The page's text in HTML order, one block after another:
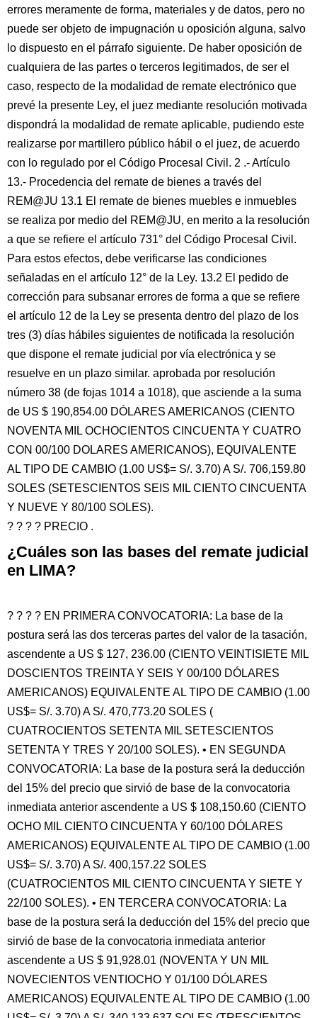
errores meramente de forma, materiales y de datos, pero no
puede ser objeto de impugnación u oposición alguna, salvo
lo dispuesto en el párrafo siguiente. De haber oposición de
cualquiera de las partes o terceros legitimados, de ser el
caso, respecto de la modalidad de remate electrónico que
prevé la presente Ley, el juez mediante resolución motivada
dispondrá la modalidad de remate aplicable, pudiendo este
realizarse por martillero público hábil o el juez, de acuerdo
con lo regulado por el Código Procesal Civil. 2 .- Artículo
13.- Procedencia del remate de bienes a través del
REM@JU 13.1 El remate de bienes muebles e inmuebles
se realiza por medio del REM@JU, en merito a la resolución
a que se refiere el artículo 731° del Código Procesal Civil.
Para estos efectos, debe verificarse las condiciones
señaladas en el artículo 12° de la Ley. 13.2 El pedido de
corrección para subsanar errores de forma a que se refiere
el artículo 12 de la Ley se presenta dentro del plazo de los
tres (3) días hábiles siguientes de notificada la resolución
que dispone el remate judicial por vía electrónica y se
resuelve en un plazo similar. aprobada por resolución
número 38 (de fojas 1014 a 1018), que asciende a la suma
de US $ 190,854.00 DÓLARES AMERICANOS (CIENTO
NOVENTA MIL OCHOCIENTOS CINCUENTA Y CUATRO
CON 00/100 DOLARES AMERICANOS), EQUIVALENTE
AL TIPO DE CAMBIO (1.00 US$= S/. 3.70) A S/. 706,159.80
SOLES (SETESCIENTOS SEIS MIL CIENTO CINCUENTA
Y NUEVE Y 80/100 SOLES).
? ? ? ? PRECIO .
¿Cuáles son las bases del remate judicial
en LIMA?
? ? ? ? EN PRIMERA CONVOCATORIA: La base de la
postura será las dos terceras partes del valor de la tasación,
ascendente a US $ 127, 236.00 (CIENTO VEINTISIETE MIL
DOSCIENTOS TREINTA Y SEIS Y 00/100 DÓLARES
AMERICANOS) EQUIVALENTE AL TIPO DE CAMBIO (1.00
US$= S/. 3.70) A S/. 470,773.20 SOLES (
CUATROCIENTOS SETENTA MIL SETESCIENTOS
SETENTA Y TRES Y 20/100 SOLES). • EN SEGUNDA
CONVOCATORIA: La base de la postura será la deducción
del 15% del precio que sirvió de base de la convocatoria
inmediata anterior ascendente a US $ 108,150.60 (CIENTO
OCHO MIL CIENTO CINCUENTA Y 60/100 DÓLARES
AMERICANOS) EQUIVALENTE AL TIPO DE CAMBIO (1.00
US$= S/. 3.70) A S/. 400,157.22 SOLES
(CUATROCIENTOS MIL CIENTO CINCUENTA Y SIETE Y
22/100 SOLES). • EN TERCERA CONVOCATORIA: La
base de la postura será la deducción del 15% del precio que
sirvió de base de la convocatoria inmediata anterior
ascendente a US $ 91,928.01 (NOVENTA Y UN MIL
NOVECIENTOS VENTIOCHO Y 01/100 DÓLARES
AMERICANOS) EQUIVALENTE AL TIPO DE CAMBIO (1.00